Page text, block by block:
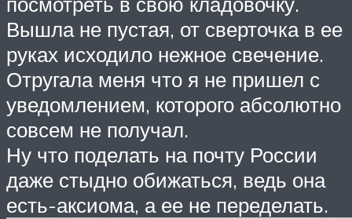
Вышла не пустая, от сверточка в ее
руках исходило нежное свечение.
Отругала меня что я не пришел с
уведомлением, которого абсолютно
совсем не получал.
Ну что поделать на почту России
даже стыдно обижаться, ведь она
есть-аксиома, а ее не переделать.